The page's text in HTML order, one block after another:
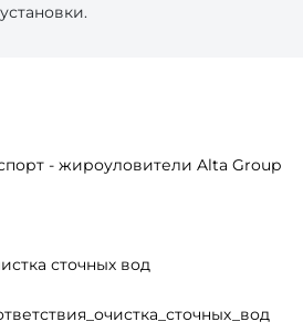
- жироуловители Alta Group
сточных вод